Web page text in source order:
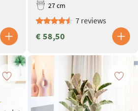
27 cm
7 reviews
€ 58,50